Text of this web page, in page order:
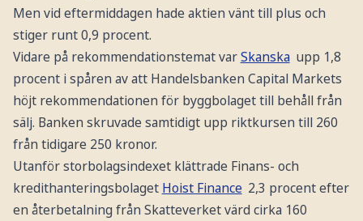
Men vid eftermiddagen hade aktien vänt till plus och
stiger runt 0,9 procent.
Vidare på rekommendationstemat varSkanska upp 1,8
procent i spåren av att Handelsbanken Capital Markets
höjt rekommendationen för byggbolaget till behåll från
sälj. Banken skruvade samtidigt upp riktkursen till 260
från tidigare 250 kronor.
Utanför storbolagsindexet klättrade Finans- och
kredithanteringsbolaget Hoist Finance 2,3 procent efter
en återbetalning från Skatteverket värd cirka 160